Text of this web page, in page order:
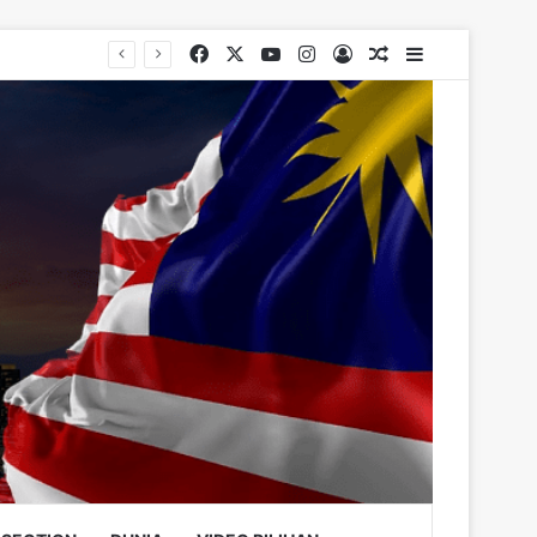
Facebook YouTubeInstagram
Log InRandom Article